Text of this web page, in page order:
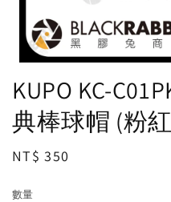
KUPO KC-
典棒球帽 (粉
Regular
NT$ 350
數量